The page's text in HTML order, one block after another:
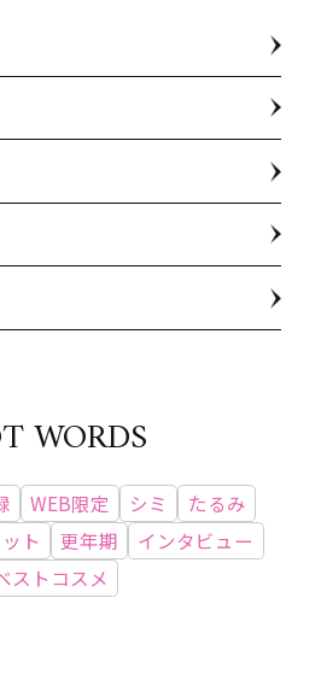
WORDS
WEB限定 シミ
たるみ
ト 更年期
インタビュー
ストコスメ